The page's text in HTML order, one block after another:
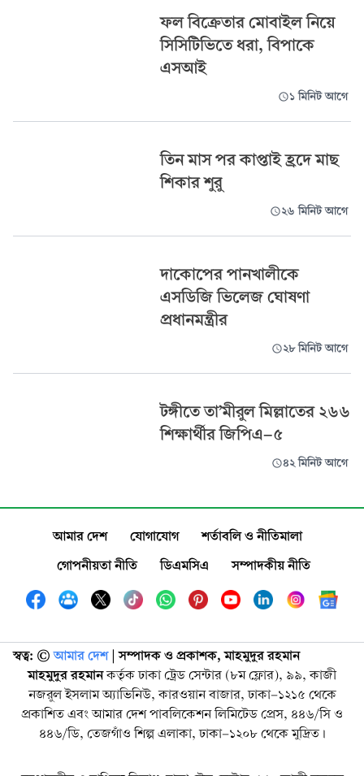
ফল বিক্রেতার মোবাইল নিয়ে
সিসিটিভিতে ধরা, বিপাকে
এসআই
১ মিনিট আগে
তিন মাস পর কাপ্তাই হ্রদে মাছ
শিকার শুরু
২৬ মিনিট আগে
দাকোপের পানখালীকে
এসডিজি ভিলেজ ঘোষণা
প্রধানমন্ত্রীর
২৮ মিনিট আগে
টঙ্গীতে তা’মীরুল মিল্লাতের ২৬৬
শিক্ষার্থীর জিপিএ-৫
৪২ মিনিট আগে
আমার দেশ যোগাযোগ
শর্তাবলি ও নীতিমালা
গোপনীয়তা নীতি
ডিএমসিএ সম্পাদকীয় নীতি
স্বত্ব: ©️ আমার দেশ| সম্পাদক ও প্রকাশক, মাহমুদুর রহমান
মাহমুদুর রহমানকর্তৃক ঢাকা ট্রেড সেন্টার (৮ম ফ্লোর), ৯৯, কাজী
নজরুল ইসলাম অ্যাভিনিউ, কারওয়ান বাজার, ঢাকা-১২১৫ থেকে
প্রকাশিত এবং আমার দেশ পাবলিকেশন লিমিটেড প্রেস, ৪৪৬/সি ও
৪৪৬/ডি, তেজগাঁও শিল্প এলাকা, ঢাকা-১২০৮ থেকে মুদ্রিত।